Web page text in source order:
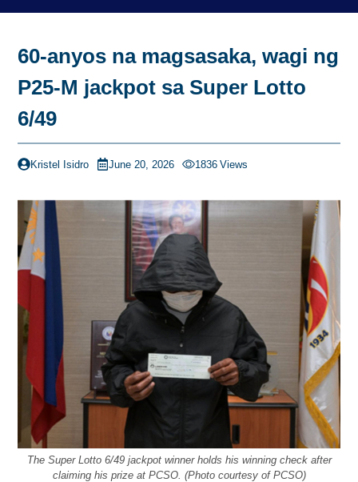
60-anyos na magsasaka, wagi ng
P25-M jackpot sa Super Lotto
6/49
Kristel Isidro June 20, 2026 1836 Views
The Super Lotto 6/49 jackpot winner holds his winning check after
claiming his prize at PCSO. (Photo courtesy of PCSO)